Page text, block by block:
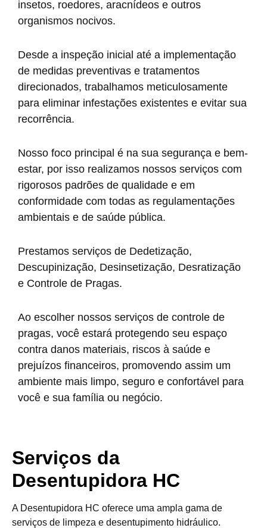
insetos, roedores, aracnídeos e outros
organismos nocivos.
Desde a inspeção inicial até a implementação
de medidas preventivas e tratamentos
direcionados, trabalhamos meticulosamente
para eliminar infestações existentes e evitar sua
recorrência.
Nosso foco principal é na sua segurança e bem-
estar, por isso realizamos nossos serviços com
rigorosos padrões de qualidade e em
conformidade com todas as regulamentações
ambientais e de saúde pública.
Prestamos serviços de Dedetização,
Descupinização, Desinsetização, Desratização
e Controle de Pragas.
Ao escolher nossos serviços de controle de
pragas, você estará protegendo seu espaço
contra danos materiais, riscos à saúde e
prejuízos financeiros, promovendo assim um
ambiente mais limpo, seguro e confortável para
você e sua família ou negócio.
Serviços da
Desentupidora HC
A Desentupidora HC oferece uma ampla gama de
serviços de limpeza e desentupimento hidráulico.